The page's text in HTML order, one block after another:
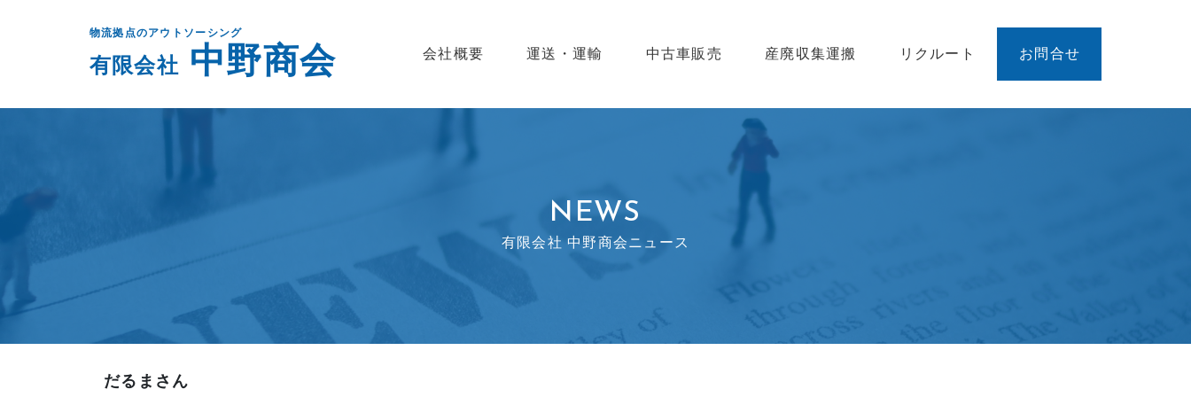
物流拠点のアウトソーシング
有限会社 中野商会 会社概要 運送・運輸 中古車販売 産廃収集運搬 リクルート お問合せ
NEWS
有限会社 中野商会ニュース
だるまさん